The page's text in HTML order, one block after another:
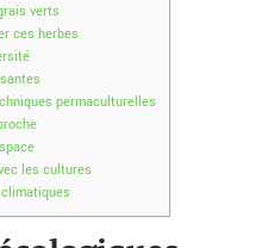
verts
ces herbes
permaculturelles
les cultures